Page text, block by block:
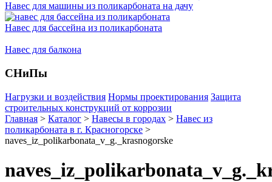
Навес для машины из поликарбоната на дачу
Навес для бассейна из поликарбоната
Навес для балкона
СНиПы
Нагрузки и воздействия Нормы проектирования Защита
строительных конструкций от коррозии
Главная > Каталог > Навесы в городах > Навес из
поликарбоната в г. Красногорске >
naves_iz_polikarbonata_v_g._krasnogorske